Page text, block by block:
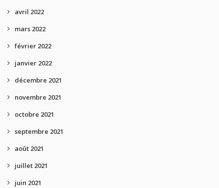
avril 2022
mars 2022
février 2022
janvier 2022
décembre 2021
novembre 2021
octobre 2021
septembre 2021
août 2021
juillet 2021
juin 2021